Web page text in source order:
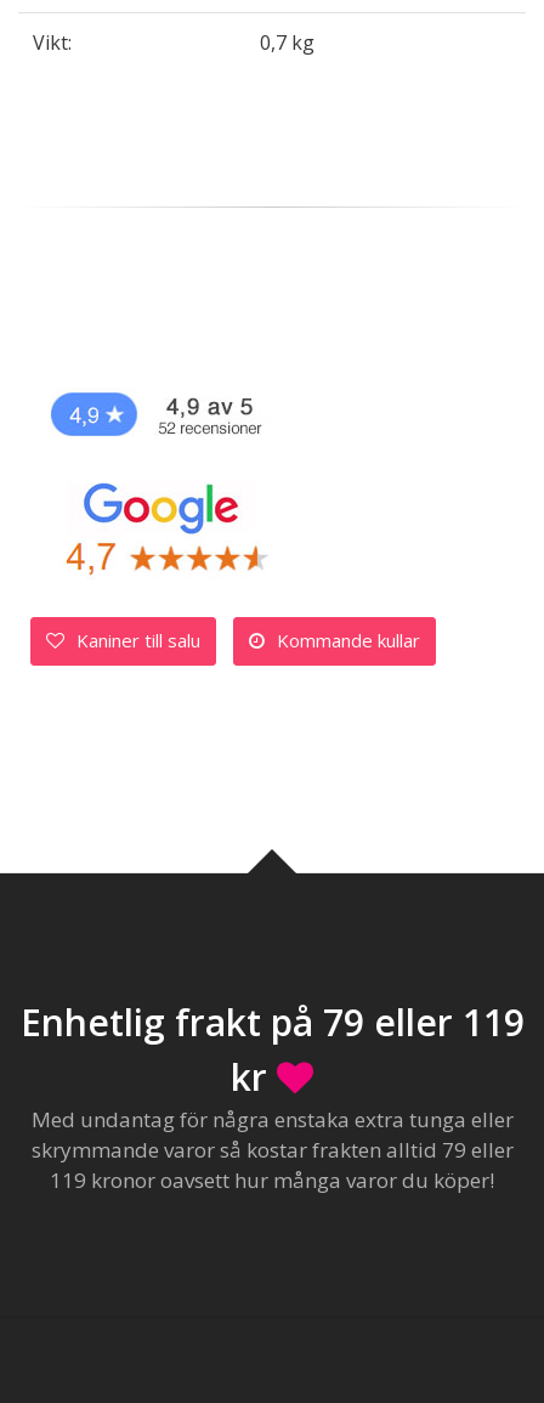
Vikt: 0,7 kg
Kaniner till salu Kommande kullar
Enhetlig frakt på 79 eller 119
kr
Med undantag för några enstaka extra tunga eller
skrymmande varor så kostar frakten alltid 79 eller
119 kronor oavsett hur många varor du köper!